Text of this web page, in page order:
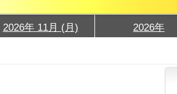
2026年 11月 (月) 2026年